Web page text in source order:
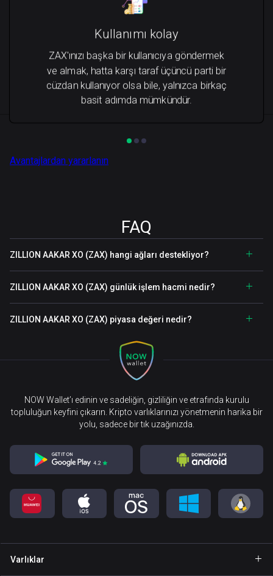
Kullanımı kolay
ZAX'ınızı başka bir kullanıcıya göndermek
ve almak, hatta karşı taraf üçüncü parti bir
cüzdan kullanıyor olsa bile, yalnızca birkaç
basit adımda mümkündür.
Avantajlardan yararlanın
FAQ
ZILLION AAKAR XO (ZAX) hangi ağları destekliyor?
ZILLION AAKAR XO (ZAX) günlük işlem hacmi nedir?
ZILLION AAKAR XO (ZAX) piyasa değeri nedir?
NOW Wallet’ı edinin ve sadeliğin, gizliliğin ve etrafında kurulu
topluluğun keyfini çıkarın. Kripto varlıklarınızı yönetmenin harika bir
yolu, sadece bir tık uzağınızda.
Varlıklar